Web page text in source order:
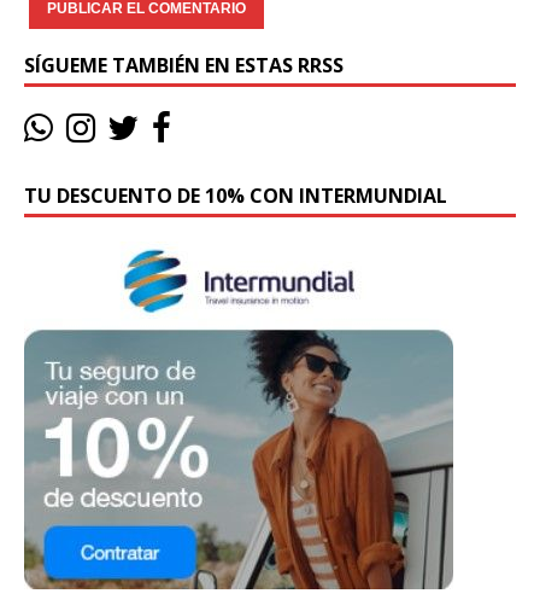
SÍGUEME TAMBIÉN EN ESTAS RRSS
TU DESCUENTO DE 10% CON INTERMUNDIAL